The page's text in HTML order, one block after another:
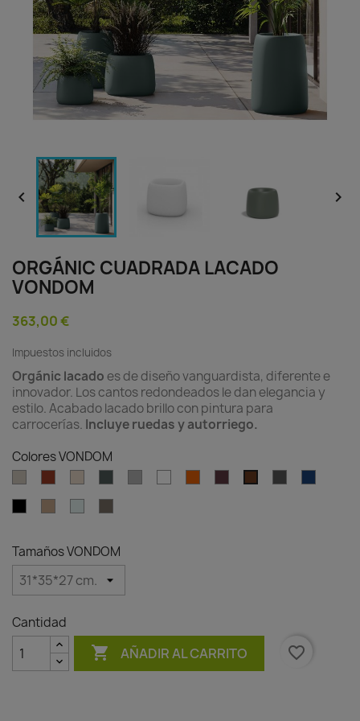
 
ORGÁNIC CUADRADA LACADO
VONDOM
363,00 €
Impuestos incluidos
Orgánic lacado es de diseño vanguardista, diferente e
innovador. Los cantos redondeados le dan elegancia y
estilo. Acabado lacado brillo con pintura para
carrocerías. Incluye ruedas y autorriego.
Colores VONDOM
Tamaños VONDOM
Cantidad
 AÑADIR AL CARRITO favorite_border